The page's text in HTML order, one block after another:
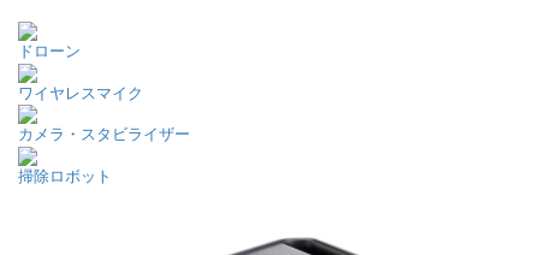
ドローン
ワイヤレスマイク
カメラ・スタビライザー
掃除ロボット